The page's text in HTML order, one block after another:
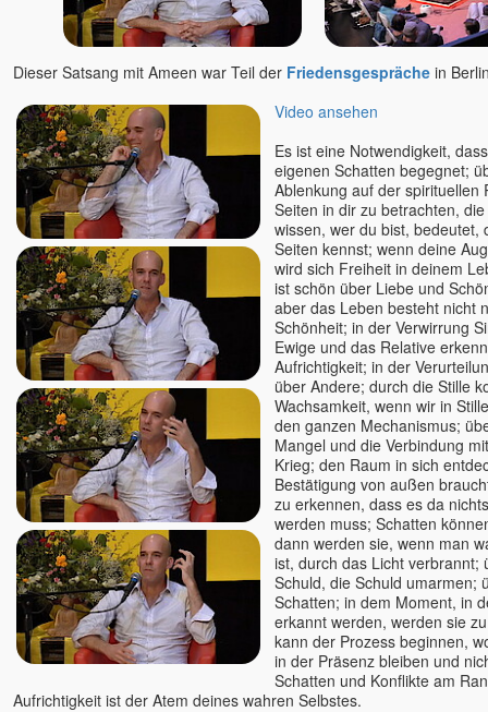
Bhashkar Perinchery
Braum, Slyvia & Franz,
Geistheilung nach Horst
Krone
Bruno Würtenberger - Free
Spirit TV
Byron Katie
Canela Michelle Meyers
Cara Barbi Lienert
Caro Fischer
Cesar Teruel
Chandrika
Charles Kunow
Christian Meyer
Christian Salvesen
Christine Seidel
Claudia Filkov
Claudius Geiger
Dalai Lama
Dana Raimann
Daniel Herbst
Daniel Odier
Daniel Rüger
Daniel Stötter
Daniela Schuchardt
Deva Vanessa Van Echten
Dieser Satsang mit Ameen war Teil der Friedensgespräche in
Video ansehen
Es ist eine Notwendigkeit,
eigenen Schatten begegnet;
Ablenkung auf der spirituellen
Seiten in dir zu betrachten,
wissen, wer du bist, bedeutet,
Seiten kennst; wenn deine
wird sich Freiheit in deinem
ist schön über Liebe und
aber das Leben besteht nicht
Schönheit; in der Verwirrung
Ewige und das Relative
Aufrichtigkeit; in der
über Andere; durch die Stille
Wachsamkeit, wenn wir in
den ganzen Mechanismus;
Mangel und die Verbindung
Krieg; den Raum in sich
Bestätigung von außen
zu erkennen, dass es da
werden muss; Schatten
dann werden sie, wenn man
ist, durch das Licht verbrannt;
Schuld, die Schuld umarmen;
Schatten; in dem Moment, in
erkannt werden, werden sie
kann der Prozess beginnen,
in der Präsenz bleiben und
Schatten und Konflikte am
Aufrichtigkeit ist der Atem deines wahren Selbstes.